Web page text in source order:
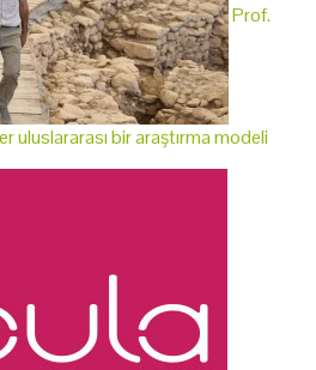
Prof.
uluslararası bir araştırma modeli